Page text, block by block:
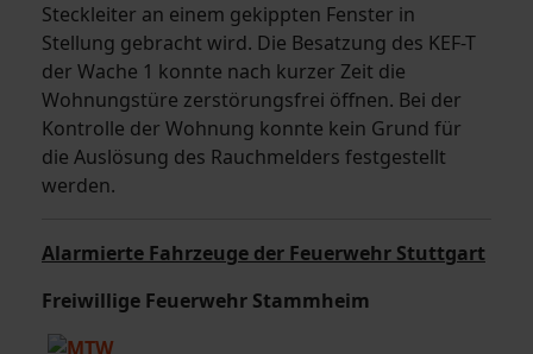
Steckleiter an einem gekippten Fenster in
Stellung gebracht wird. Die Besatzung des KEF-T
der Wache 1 konnte nach kurzer Zeit die
Wohnungstüre zerstörungsfrei öffnen. Bei der
Kontrolle der Wohnung konnte kein Grund für
die Auslösung des Rauchmelders festgestellt
werden.
Alarmierte Fahrzeuge der Feuerwehr Stuttgart
Freiwillige Feuerwehr Stammheim